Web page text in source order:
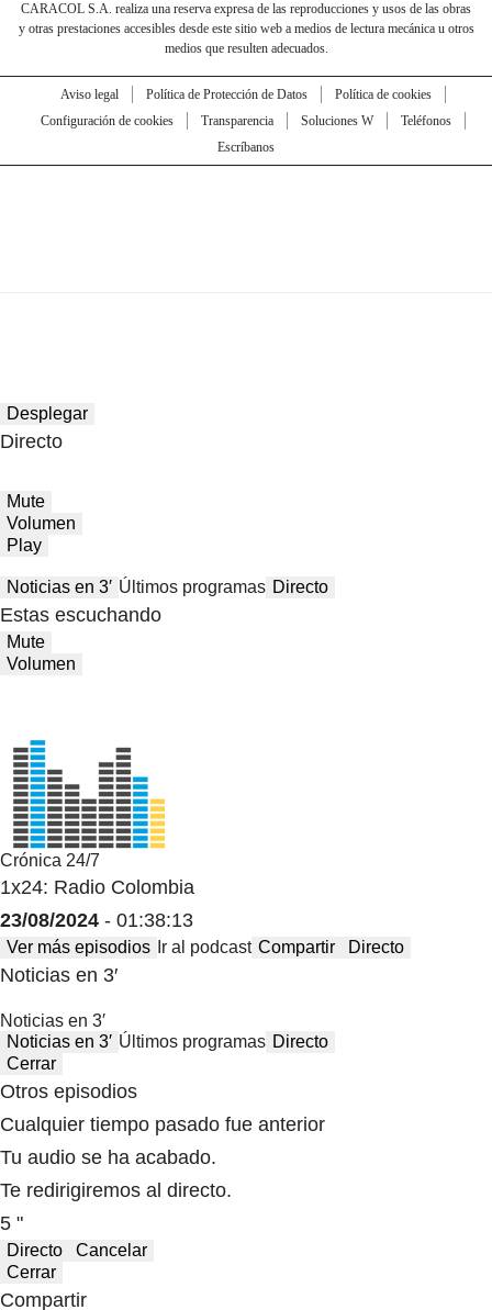
CARACOL S.A. realiza una reserva expresa de las reproducciones y usos de las obras
y otras prestaciones accesibles desde este sitio web a medios de lectura mecánica u otros
medios que resulten adecuados.
Aviso legal Política de Protección de Datos
Política de cookies
Configuración de cookies
Transparencia Soluciones W
Teléfonos
Escríbanos
Desplegar
Directo
Mute
Volumen
Play
Noticias en 3′ Últimos programas Directo
Estas escuchando
Mute
Volumen
Crónica 24/7
1x24: Radio Colombia
23/08/2024 - 01:38:13
Ver más episodios Ir al podcast Compartir Directo
Noticias en 3′
Noticias en 3′
Noticias en 3′ Últimos programas Directo
Cerrar
Otros episodios
Cualquier tiempo pasado fue anterior
Tu audio se ha acabado.
Te redirigiremos al directo.
5 "
Directo
Cancelar
Cerrar
Compartir